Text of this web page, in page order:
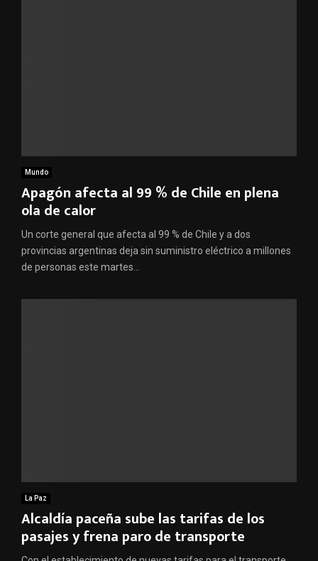
Mundo
Apagón afecta al 99 % de Chile en plena
ola de calor
Un corte general que afecta al 99 % de Chile y a dos
provincias argentinas deja sin suministro eléctrico a millones
de personas este martes...
La Paz
Alcaldía paceña sube las tarifas de los
pasajes y frena paro de transporte